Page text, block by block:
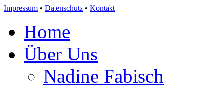
Impressum • Datenschutz • Kontakt
Home
Über Uns
Nadine Fabisch